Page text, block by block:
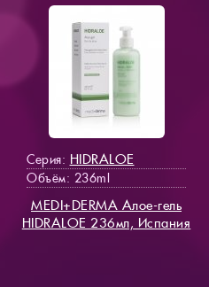
Серия: HIDRALOE
Объём: 236ml
MEDI+DERMA Алое-гель
HIDRALOE 236мл, Испания